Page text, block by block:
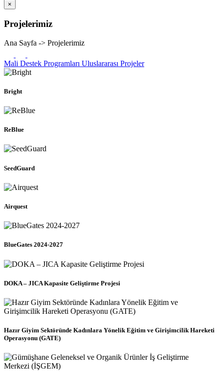
×
Projelerimiz
Ana Sayfa -> Projelerimiz
Mali Destek Programları Uluslararası Projeler
Bright
ReBlue
SeedGuard
Airquest
BlueGates 2024-2027
DOKA – JICA Kapasite Geliştirme Projesi
Hazır Giyim Sektöründe Kadınlara Yönelik Eğitim ve Girişimcilik Hareketi
Operasyonu (GATE)